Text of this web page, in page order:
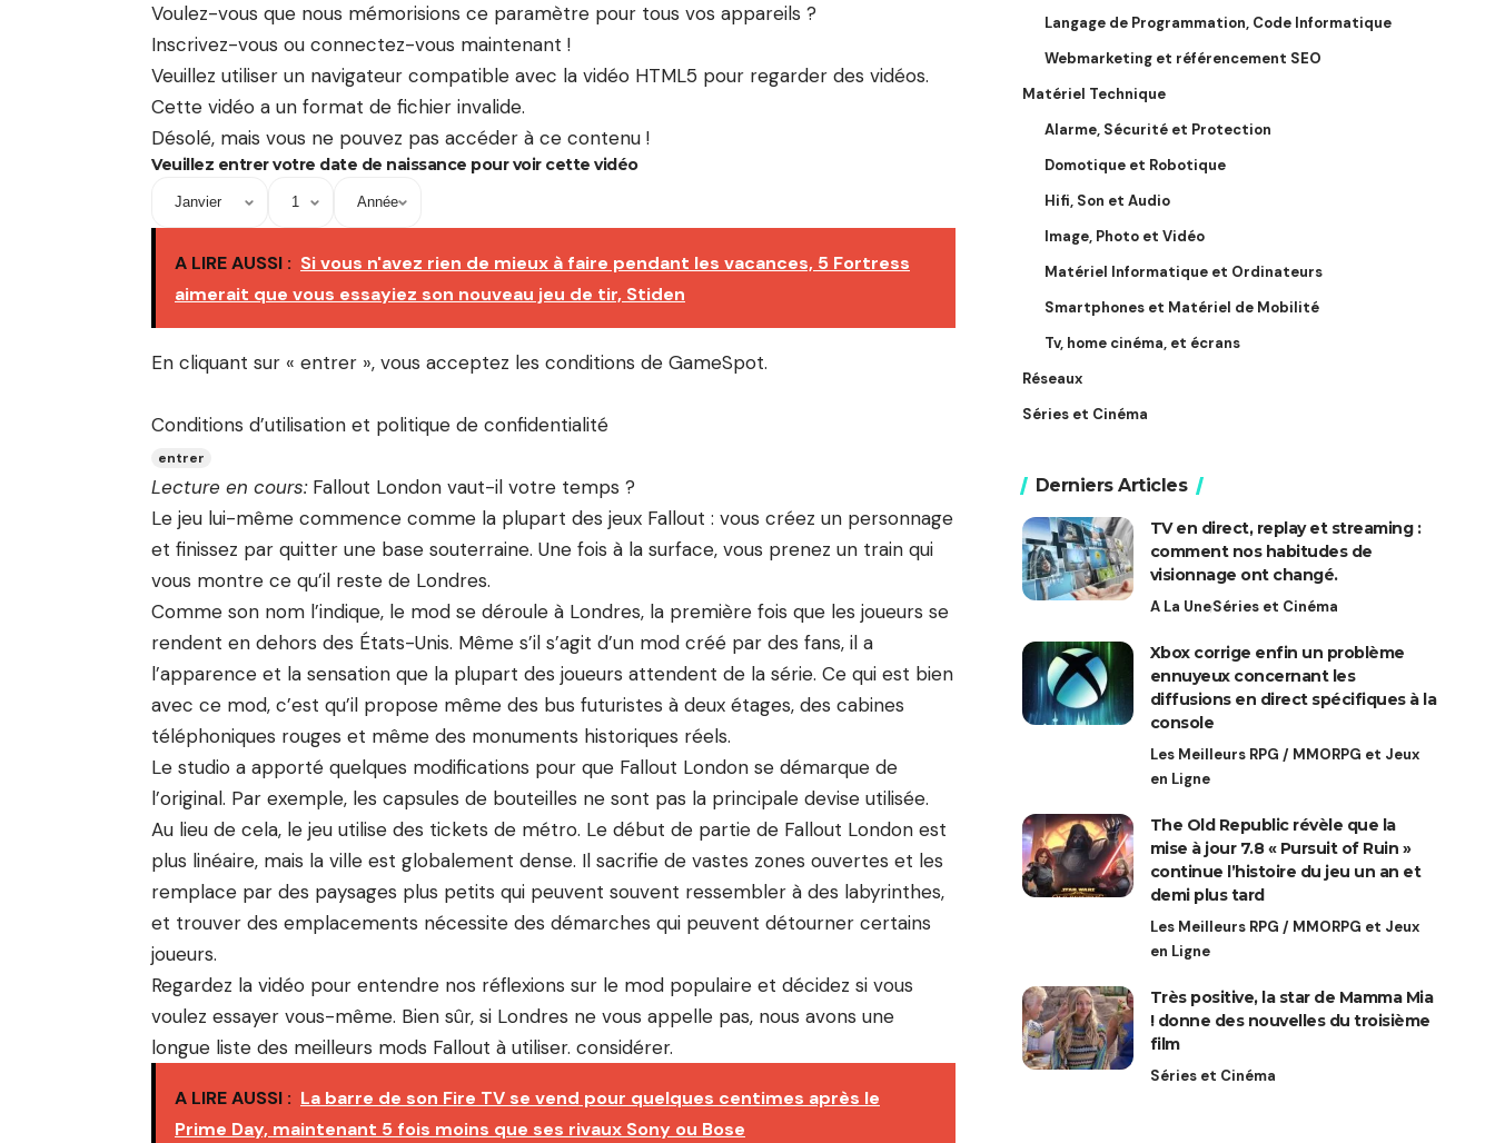
Voulez-vous que nous mémorisions ce paramètre pour tous vos appareils ?
Inscrivez-vous ou connectez-vous maintenant !
Veuillez utiliser un navigateur compatible avec la vidéo HTML5 pour regarder des vidéos.
Cette vidéo a un format de fichier invalide.
Désolé, mais vous ne pouvez pas accéder à ce contenu !
Veuillez entrer votre date de naissance pour voir cette vidéo
A LIRE AUSSI : Si vous n'avez rien de mieux à faire pendant les vacances, 5 Fortress
aimerait que vous essayiez son nouveau jeu de tir, Stiden
En cliquant sur « entrer », vous acceptez les conditions de GameSpot.
Conditions d’utilisation et politique de confidentialité
entrer
Lecture en cours:Fallout London vaut-il votre temps ?
Le jeu lui-même commence comme la plupart des jeux Fallout : vous créez un personnage
et finissez par quitter une base souterraine. Une fois à la surface, vous prenez un train qui
vous montre ce qu’il reste de Londres.
Comme son nom l’indique, le mod se déroule à Londres, la première fois que les joueurs se
rendent en dehors des États-Unis. Même s’il s’agit d’un mod créé par des fans, il a
l’apparence et la sensation que la plupart des joueurs attendent de la série. Ce qui est bien
avec ce mod, c’est qu’il propose même des bus futuristes à deux étages, des cabines
téléphoniques rouges et même des monuments historiques réels.
Le studio a apporté quelques modifications pour que Fallout London se démarque de
l’original. Par exemple, les capsules de bouteilles ne sont pas la principale devise utilisée.
Au lieu de cela, le jeu utilise des tickets de métro. Le début de partie de Fallout London est
plus linéaire, mais la ville est globalement dense. Il sacrifie de vastes zones ouvertes et les
remplace par des paysages plus petits qui peuvent souvent ressembler à des labyrinthes,
et trouver des emplacements nécessite des démarches qui peuvent détourner certains
joueurs.
Regardez la vidéo pour entendre nos réflexions sur le mod populaire et décidez si vous
voulez essayer vous-même. Bien sûr, si Londres ne vous appelle pas, nous avons une
longue liste des meilleurs mods Fallout à utiliser. considérer.
A LIRE AUSSI : La barre de son Fire TV se vend pour quelques centimes après le
Prime Day, maintenant 5 fois moins que ses rivaux Sony ou Bose
Langage de Programmation, Code Informatique
Webmarketing et référencement SEO
Matériel Technique
Alarme, Sécurité et Protection
Domotique et Robotique
Hifi, Son et Audio
Image, Photo et Vidéo
Matériel Informatique et Ordinateurs
Smartphones et Matériel de Mobilité
Tv, home cinéma, et écrans
Réseaux
Séries et Cinéma
Derniers Articles
TV en direct, replay et streaming :
comment nos habitudes de
visionnage ont changé.
A La UneSéries et Cinéma
Xbox corrige enfin un problème
ennuyeux concernant les
diffusions en direct spécifiques à la
console
Les Meilleurs RPG / MMORPG et Jeux
en Ligne
The Old Republic révèle que la
mise à jour 7.8 « Pursuit of Ruin »
continue l’histoire du jeu un an et
demi plus tard
Les Meilleurs RPG / MMORPG et Jeux
en Ligne
Très positive, la star de Mamma Mia
! donne des nouvelles du troisième
film
Séries et Cinéma